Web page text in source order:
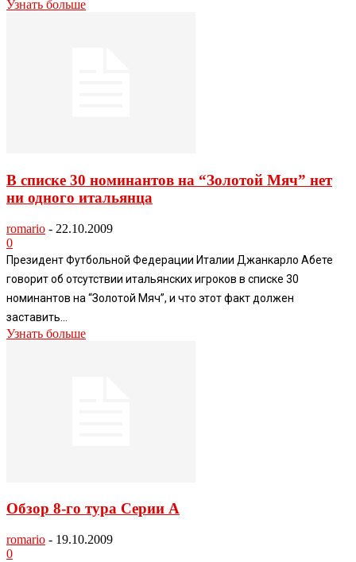
Узнать больше
В списке 30 номинантов на “Золотой Мяч” нет
ни одного итальянца
romario - 22.10.2009
0
Президент Футбольной Федерации Италии Джанкарло Абете
говорит об отсутствии итальянских игроков в списке 30
номинантов на “Золотой Мяч”, и что этот факт должен
заставить...
Узнать больше
Обзор 8-го тура Серии А
romario - 19.10.2009
0